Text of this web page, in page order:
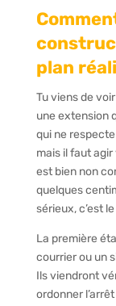
plan
Tu viens de
une extension
qui ne
mais il faut
est bien non
quelques
sérieux, c’est
La première
courrier ou un
Ils viendront
ordonner